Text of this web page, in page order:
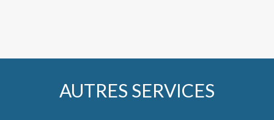
AUTRES SERVICES